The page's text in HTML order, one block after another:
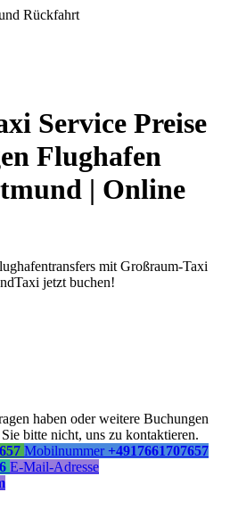
Rückfahrt
Service Preise
Flughafen
| Online
mit Großraum-Taxi
jetzt buchen!
haben oder weitere Buchungen
bitte nicht, uns zu kontaktieren.
Mobilnummer +4917661707657
E-Mail-Adresse